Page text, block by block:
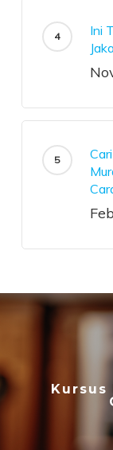
Ini
Kursus